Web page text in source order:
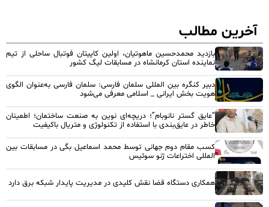
آخرین مطالب
بازدید محمدحسین ماهوتیان، اولین کاپیتان فوتبال ساحلی از تیم
نماینده استان کرمانشاه در مسابقات لیگ کشور
دبیر کنگره بین المللی سلمان فارسی: سلمان فارسی به‌عنوان الگوی
هویت بخش ایرانی _ اسلامی معرفی می‌شود
“عایق گستر نانوبام”؛ دریچه‌ای نوین به صنعت ساختمان؛ اطمینان
خاطر در عایق‌بندی با استفاده از تکنولوژی و متریال باکیفیت
کسب مقام دوم جهانی توسط محمد اسماعیل بگی در مسابقات بین
المللی اختراعات ژنو سوئیس
همکاری دستگاه قضا نقش کلیدی در مدیریت پایدار شبکه برق دارد